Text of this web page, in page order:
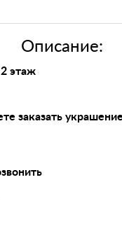
Описание:
этаж
заказать